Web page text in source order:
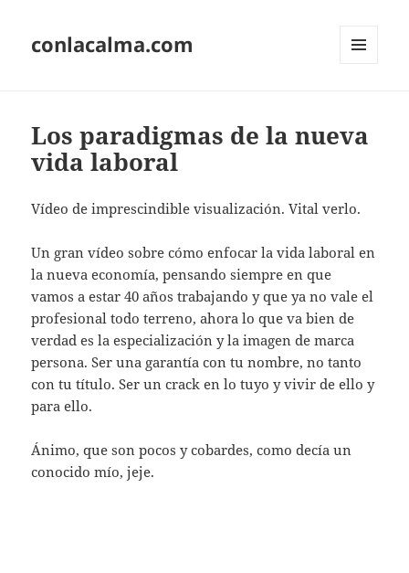
conlacalma.com
Los paradigmas de la nueva
vida laboral
Vídeo de imprescindible visualización. Vital verlo.
Un gran vídeo sobre cómo enfocar la vida laboral en
la nueva economía, pensando siempre en que
vamos a estar 40 años trabajando y que ya no vale el
profesional todo terreno, ahora lo que va bien de
verdad es la especialización y la imagen de marca
persona. Ser una garantía con tu nombre, no tanto
con tu título. Ser un crack en lo tuyo y vivir de ello y
para ello.
Ánimo, que son pocos y cobardes, como decía un
conocido mío, jeje.